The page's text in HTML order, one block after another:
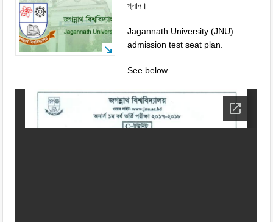
প্লান।
Jagannath University (JNU)
admission test seat plan.
See below..